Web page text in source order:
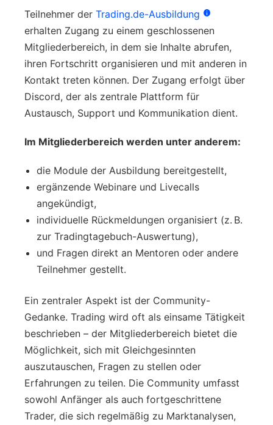
Teilnehmer der Trading.de-Ausbildung
erhalten Zugang zu einem geschlossenen
Mitgliederbereich, in dem sie Inhalte abrufen,
ihren Fortschritt organisieren und mit anderen in
Kontakt treten können. Der Zugang erfolgt über
Discord, der als zentrale Plattform für
Austausch, Support und Kommunikation dient.
Im Mitgliederbereich werden unter anderem:
die Module der Ausbildung bereitgestellt,
ergänzende Webinare und Livecalls
angekündigt,
individuelle Rückmeldungen organisiert (z. B.
zur Tradingtagebuch-Auswertung),
und Fragen direkt an Mentoren oder andere
Teilnehmer gestellt.
Ein zentraler Aspekt ist der Community-
Gedanke. Trading wird oft als einsame Tätigkeit
beschrieben – der Mitgliederbereich bietet die
Möglichkeit, sich mit Gleichgesinnten
auszutauschen, Fragen zu stellen oder
Erfahrungen zu teilen. Die Community umfasst
sowohl Anfänger als auch fortgeschrittene
Trader, die sich regelmäßig zu Marktanalysen,